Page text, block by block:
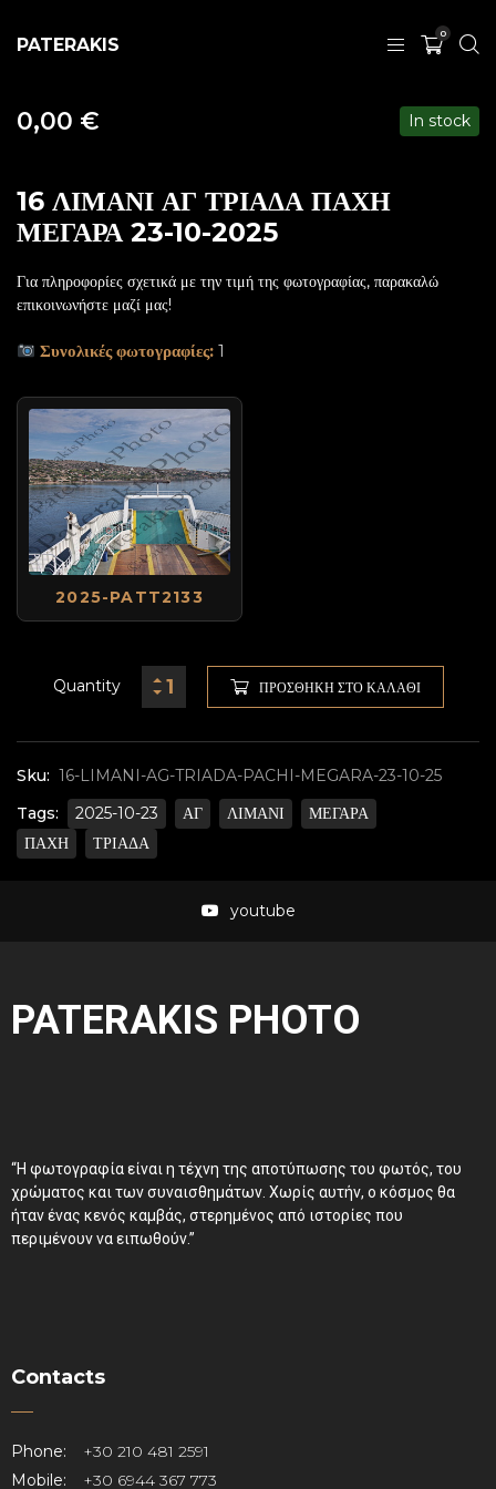
PATERAKIS
0
16 ΛΙΜΑΝΙ ΑΓ ΤΡΙΑΔΑ ΠΑΧΗ
ΜΕΓΑΡΑ 23-10-2025
0,00 € In stock
Sku: 16-LIMANI-AG-TRIADA-PACHI-MEGARA-23-10-25
Tags:
2025-10-23 ΑΓ ΛΙΜΑΝΙ
ΜΕΓΑΡΑ
ΠΑΧΗ
ΤΡΙΑΔΑ
Για πληροφορίες σχετικά με την τιμή της φωτογραφίας, παρακαλώ
επικοινωνήστε μαζί μας!
Quantity ΠΡΟΣΘΉΚΗ ΣΤΟ ΚΑΛΆΘΙ
Συνολικές φωτογραφίες: 1
2025-PATT2133
youtube
PATERAKIS PHOTO
“Η φωτογραφία είναι η τέχνη της αποτύπωσης του φωτός, του
χρώματος και των συναισθημάτων. Χωρίς αυτήν, ο κόσμος θα
ήταν ένας κενός καμβάς, στερημένος από ιστορίες που
περιμένουν να ειπωθούν.”
Contacts
Phone:
+30 210 481 2591
Mobile:
+30 6944 367 773